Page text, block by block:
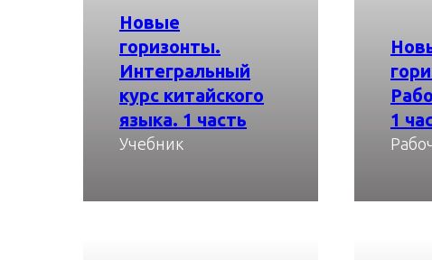
Новые
горизонты.
Интегральный
курс китайского
языка. 1 часть
Учебник
1